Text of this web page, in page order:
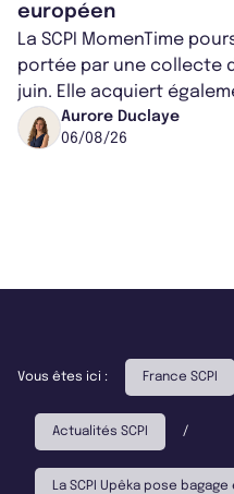
européen
La SCPI MomenTime
portée par une collecte
juin. Elle acquiert
Worcester, place une
Aurore Duclaye
06/08/26
Vous êtes ici : France SCPI
Actualités SCPI /
La SCPI Upêka pose bagage